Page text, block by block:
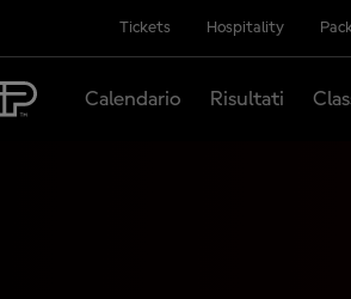
Tickets Hospitality
Calendario Risultati